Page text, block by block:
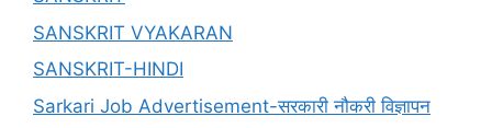
SANSKRIT VYAKARAN
SANSKRIT-HINDI
Sarkari Job Advertisement-सरकारी नौकरी विज्ञापन